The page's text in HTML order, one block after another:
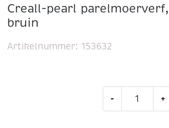
Creall-pearl
bruin
- +
Artikelnummer: 153632